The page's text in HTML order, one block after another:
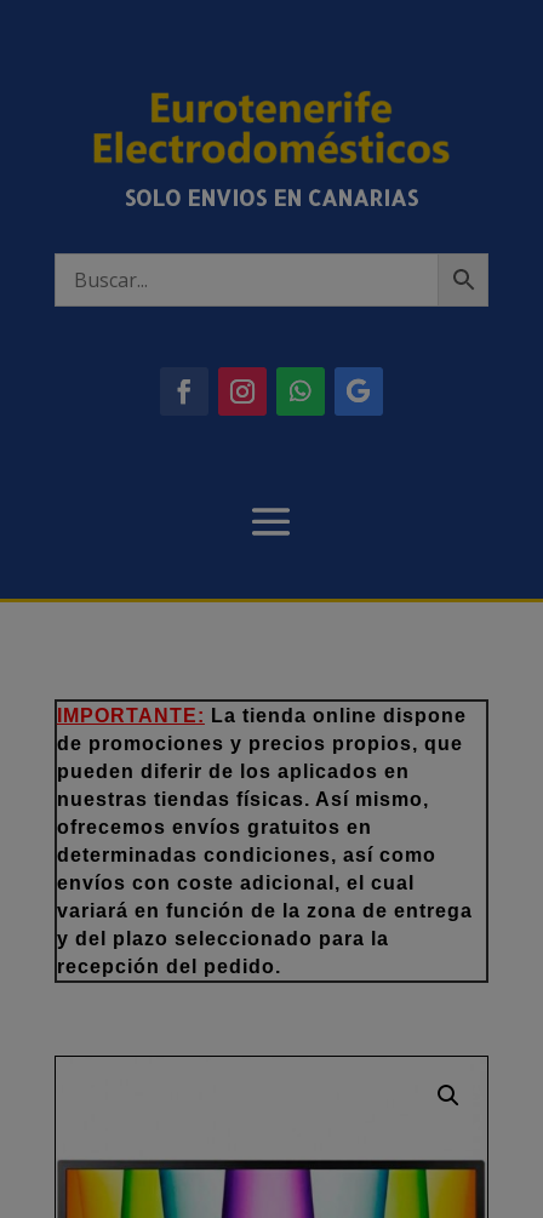
SOLO ENVIOS EN CANARIAS
IMPORTANTE: La tienda online dispone
de promociones y precios propios, que
pueden diferir de los aplicados en
nuestras tiendas físicas. Así mismo,
ofrecemos envíos gratuitos en
determinadas condiciones, así como
envíos con coste adicional, el cual
variará en función de la zona de entrega
y del plazo seleccionado para la
recepción del pedido.